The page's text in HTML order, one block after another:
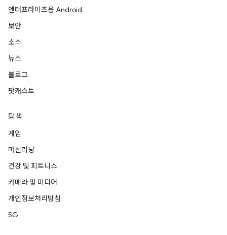
엔터프라이즈용 Android
보안
소스
뉴스
블로그
팟캐스트
탐색
게임
머신러닝
건강 및 피트니스
카메라 및 미디어
개인정보처리방침
5G